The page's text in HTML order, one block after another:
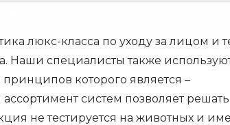
люкс-класса по уходу за лицом и
Наши специалисты также
которого является –
систем позволяет решать
не тестируется на животных и